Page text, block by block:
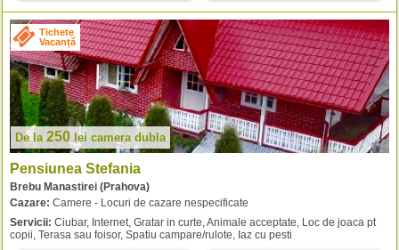
Tichete
Vacanță
De la 250 lei camera dubla
Pensiunea Stefania
Brebu Manastirei (Prahova)
Cazare: Camere - Locuri de cazare nespecificate
Servicii: Ciubar, Internet, Gratar in curte, Animale acceptate, Loc de joaca pt
copii, Terasa sau foisor, Spatiu campare/rulote, Iaz cu pesti